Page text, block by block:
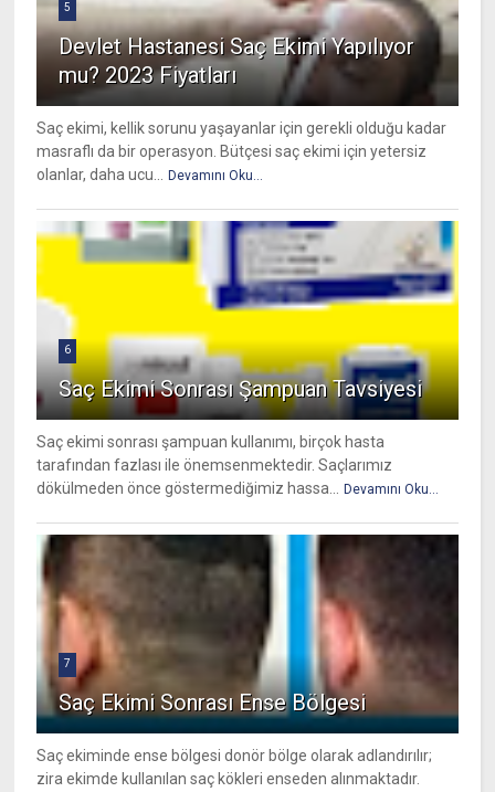
5
Devlet Hastanesi Saç Ekimi Yapılıyor
mu? 2023 Fiyatları
Saç ekimi, kellik sorunu yaşayanlar için gerekli olduğu kadar
masraflı da bir operasyon. Bütçesi saç ekimi için yetersiz
olanlar, daha ucu... Devamını Oku...
6
Saç Ekimi Sonrası Şampuan Tavsiyesi
Saç ekimi sonrası şampuan kullanımı, birçok hasta
tarafından fazlası ile önemsenmektedir. Saçlarımız
dökülmeden önce göstermediğimiz hassa... Devamını Oku...
7
Saç Ekimi Sonrası Ense Bölgesi
Saç ekiminde ense bölgesi donör bölge olarak adlandırılır;
zira ekimde kullanılan saç kökleri enseden alınmaktadır.